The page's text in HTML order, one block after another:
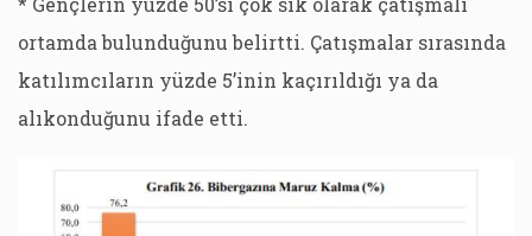
ortamda bulunduğunu belirtti. Çatışmalar sırasında
katılımcıların yüzde 5’inin kaçırıldığı ya da
alıkonduğunu ifade etti.